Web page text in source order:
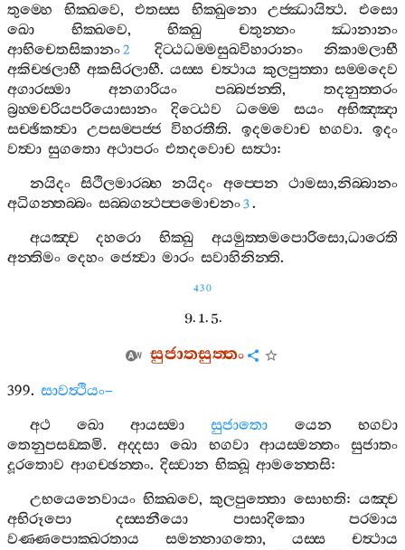
තුම‍්හෙ
භික‍්ඛවෙ,එතස‍්ස භික‍්ඛුනො උජ‍්ඣායිත්‍ථ.එසො
ඛො
භික‍්ඛවෙ, භික‍්ඛු චතුන‍්නං
ඣානානං
ආභිචෙතසිකානං2 දිට‍්ඨධම‍්මසුඛවිහාරානං
නිකාමලාභී
අකිච‍්ඡලාභී අකසිරලාභී.යස‍්ස චත්‍ථාය කුලපුත‍්තා සම‍්මදෙව
අගාරස‍්මා
අනගාරියං පබ‍්බජන‍්ති, තදනුත‍්තරං
බ්‍රහ‍්මචරියපරියොසානං
දිට‍්ඨෙව ධම‍්මෙ සයං
අභිඤ‍්ඤා
සච‍්ඡිකත්‍වා උපසම‍්පජ‍්ජ විහරතීති. ඉදමවොච භගවා.ඉදං
වත්‍වා සුගතො අථාපරං එතදවොච සත්‍ථා:
නයිදං සිථිලමාරබ‍්භ නයිදං අප‍්පෙන ථාමසා,නිබ‍්බානං
අධිගන‍්තබ‍්බං සබ‍්බගන්‍ථප‍්පමොචනං3.
අයඤ‍්ච
දහරො භික‍්ඛු අයමුත‍්තමපොරිසො,ධාරෙති
අන‍්තිමං දෙහං ජෙත්‍වා මාරං සවාහිනින‍්ති.
430
9. 1. 5.
සුජාතසුත‍්තං
399. සාවත්‍ථියං–
අථ
ඛො ආයස‍්මා සුජාතො යෙන
භගවා
තෙනුපසඞ‍්කමි.අද‍්දසා ඛො භගවා ආයස‍්මන‍්තං
සුජාතං
දූරතොව ආගච‍්ඡන‍්තං. දිස‍්වාන භික‍්ඛූ ආමන‍්තෙසි:
උභයෙනෙවායං භික‍්ඛවෙ,කුලපුත‍්තො සොභති: යඤ‍්ච
අභිරූපො
දස‍්සනීයො පාසාදිකො
පරමාය
වණ‍්ණපොක‍්ඛරතාය
සමන‍්නාගතො, යස‍්ස
චත්‍ථාය